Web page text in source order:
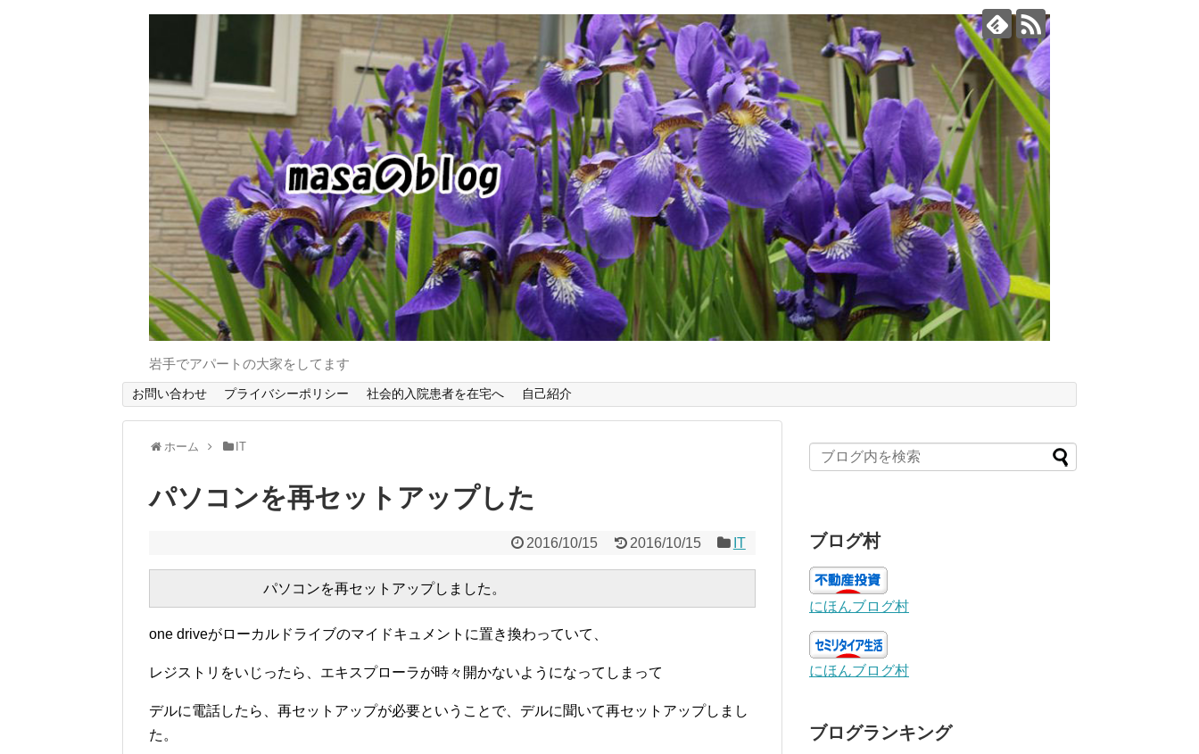
岩手でアパートの大家をしてます
お問い合わせ プライバシーポリシー 社会的入院患者を在宅へ 自己紹介
ホーム IT
パソコンを再セットアップした
2016/10/15 2016/10/15 IT
one driveがローカルドライブのマイドキュメントに置き換わっていて、
レジストリをいじったら、エキスプローラが時々開かないようになってしまって
デルに電話したら、再セットアップが必要ということで、デルに聞いて再セットアップしまし
た。
ブログ村
にほんブログ村
にほんブログ村
ブログランキング